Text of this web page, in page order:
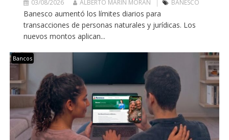
03/08/2026 ALBERTO MARÍN MORÁN BANESCO
Banesco aumentó los límites diarios para
transacciones de personas naturales y jurídicas. Los
nuevos montos aplican...
Bancos